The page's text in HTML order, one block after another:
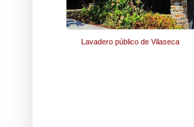
Lavadero público de Vilaseca